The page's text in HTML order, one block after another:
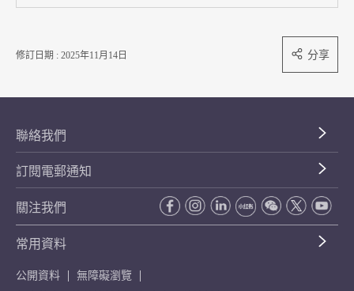
修訂日期 : 2025年11月14日 分享
聯絡我們
訂閱電郵通知
關注我們
常用資料
公開資料
無障礙瀏覽